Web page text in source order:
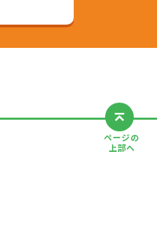
ページの
上部へ